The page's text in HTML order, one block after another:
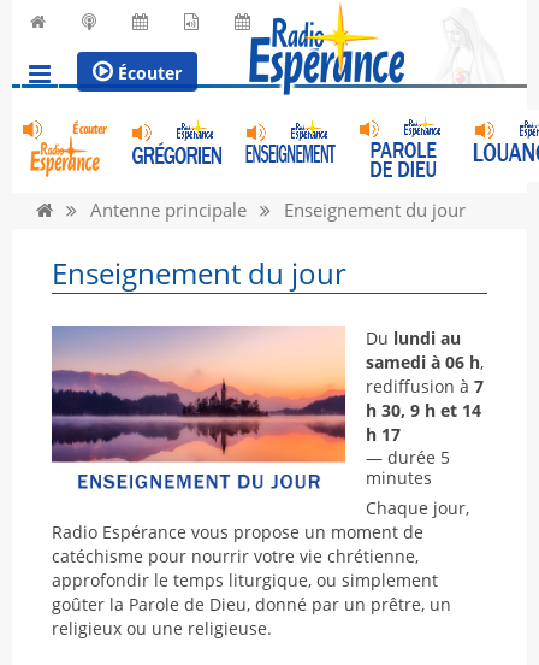
Écouter
Antenne principale Enseignement du jour
Enseignement du jour
Du lundi au
samedi à 06 h,
rediffusion à 7
h 30, 9 h et 14
h 17
— durée 5
minutes
Chaque jour,
Radio Espérance vous propose un moment de
catéchisme pour nourrir votre vie chrétienne,
approfondir le temps liturgique, ou simplement
goûter la Parole de Dieu, donné par un prêtre, un
religieux ou une religieuse.